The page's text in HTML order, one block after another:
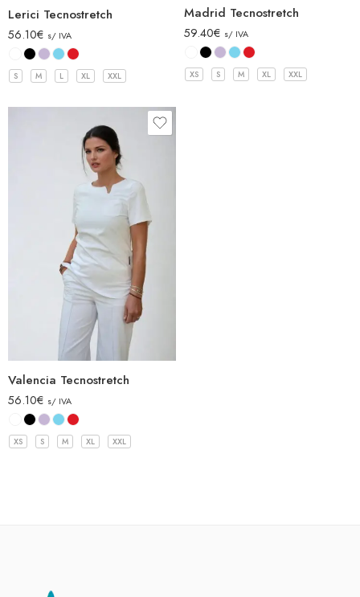
Lerici Tecnostretch
56.10€ s/ IVA
S M L XL XXL
Madrid Tecnostretch
59.40€ s/ IVA
XS S M XL XXL
Valencia Tecnostretch
56.10€ s/ IVA
XS S M XL XXL